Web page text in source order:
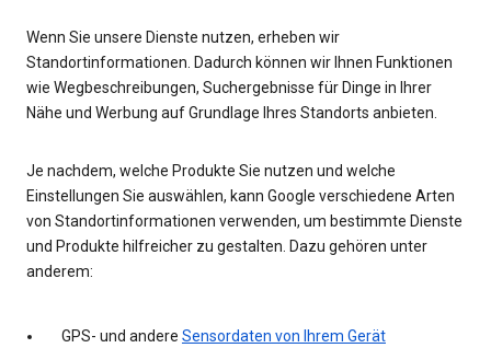
Wenn Sie unsere Dienste nutzen, erheben wir
Standortinformationen. Dadurch können wir Ihnen Funktionen
wie Wegbeschreibungen, Suchergebnisse für Dinge in Ihrer
Nähe und Werbung auf Grundlage Ihres Standorts anbieten.
Je nachdem, welche Produkte Sie nutzen und welche
Einstellungen Sie auswählen, kann Google verschiedene Arten
von Standortinformationen verwenden, um bestimmte Dienste
und Produkte hilfreicher zu gestalten. Dazu gehören unter
anderem:
GPS- und andere Sensordaten von Ihrem Gerät